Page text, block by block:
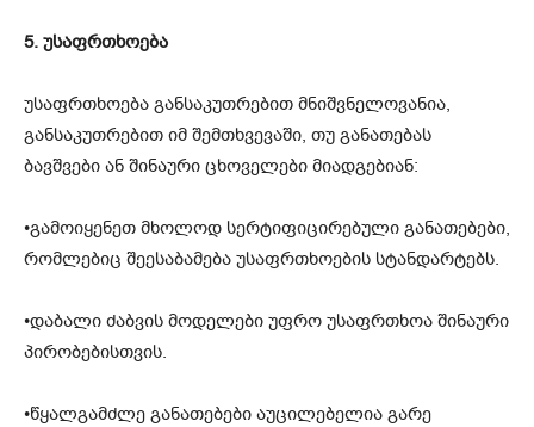
5. უსაფრთხოება
უსაფრთხოება განსაკუთრებით მნიშვნელოვანია,
განსაკუთრებით იმ შემთხვევაში, თუ განათებას
ბავშვები ან შინაური ცხოველები მიადგებიან:
•გამოიყენეთ მხოლოდ სერტიფიცირებული განათებები,
რომლებიც შეესაბამება უსაფრთხოების სტანდარტებს.
•დაბალი ძაბვის მოდელები უფრო უსაფრთხოა შინაური
პირობებისთვის.
•წყალგამძლე განათებები აუცილებელია გარე